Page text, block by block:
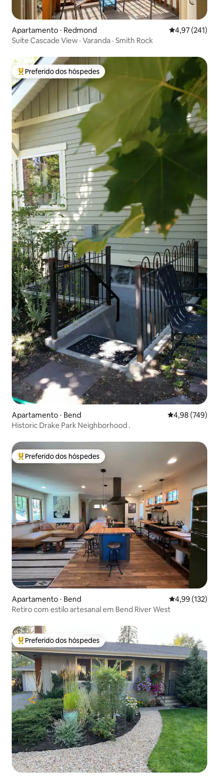
Apartamento ⋅ Redmond 4,97 de uma
4,97 (241)
Suíte Cascade View · Varanda · Smith Rock
Entre os melhores preferidos dos hóspedes
Preferido dos hóspedes
Apartamento ⋅ Bend 4,98 de uma
4,98 (749)
Historic Drake Park Neighborhood .
Entre os melhores preferidos dos hóspedes
Preferido dos hóspedes
Apartamento ⋅ Bend 4,99 de uma
4,99 (132)
Retiro com estilo artesanal em Bend River West
Entre os melhores preferidos dos hóspedes
Preferido dos hóspedes